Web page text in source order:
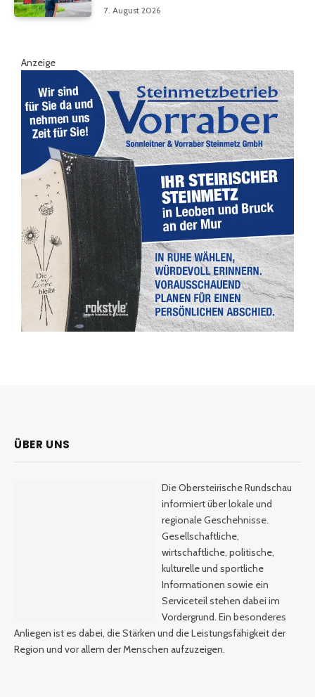
7. August 2026
Anzeige
ÜBER UNS
Die Obersteirische Rundschau
informiert über lokale und
regionale Geschehnisse.
Gesellschaftliche,
wirtschaftliche, politische,
kulturelle und sportliche
Informationen sowie ein
Serviceteil stehen dabei im
Vordergrund. Ein besonderes
Anliegen ist es dabei, die Stärken und die Leistungsfähigkeit der
Region und vor allem der Menschen aufzuzeigen.